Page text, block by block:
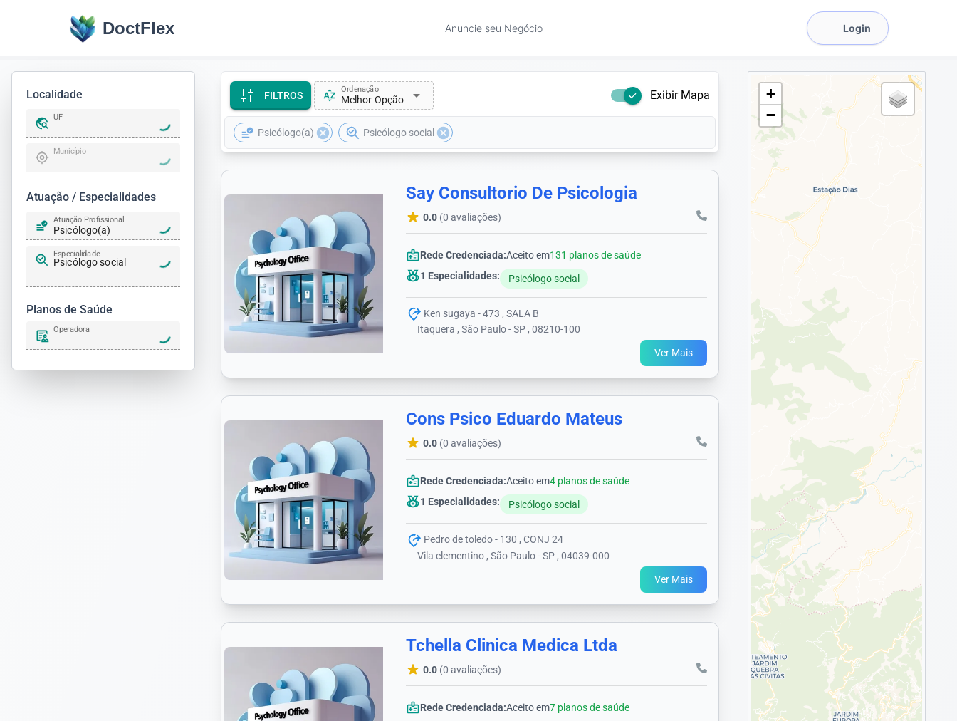
DoctFlex Anuncie seu Negócio Login
Localidade
UF
Município
Atuação / Especialidades
Psicólogo(a)
Atuação Profissional
Psicólogo social
Especialidade
Planos de Saúde
Operadora
FILTROS Melhor Opção
Ordenação arrow_drop_down Exibir Mapa
Psicólogo(a) cancel Psicólogo social cancel
Say Consultorio De Psicologia
0.0 (0 avaliações)
Rede Credenciada:Aceito em131 planos de saúde
1 Especialidades:
Psicólogo social
Ken sugaya - 473 , SALA B
Itaquera , São Paulo - SP , 08210-100
Ver Mais
Cons Psico Eduardo Mateus
0.0 (0 avaliações)
Rede Credenciada:Aceito em4 planos de saúde
1 Especialidades:
Psicólogo social
Pedro de toledo - 130 , CONJ 24
Vila clementino , São Paulo - SP , 04039-000
Ver Mais
Tchella Clinica Medica Ltda
0.0 (0 avaliações)
Rede Credenciada:Aceito em7 planos de saúde
+
−